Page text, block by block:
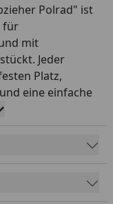
Polrad" ist
für
mit
Jeder
Platz,
eine einfache
sind. Diese
mit
die
Fahrzeuge